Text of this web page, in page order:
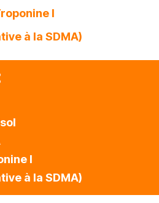
I
à la SDMA)
I
à la SDMA)